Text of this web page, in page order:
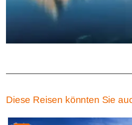
Diese Reisen könnten Sie